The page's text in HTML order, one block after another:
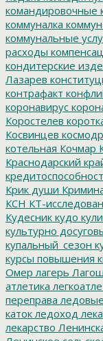
командировочные
коммуналка
коммунальные
расходы
кондитерские
Лазарев
контрафакт
коронавирус
Коростелев
Косвинцев
котельная Кочмар
Краснодарский
Крик души
КСН КТ-
Кудесник кудо
культурно
купальный_сезон
курсы повышения
Омер лагерь
атлетика
переправа
каток ледоход
лекарство